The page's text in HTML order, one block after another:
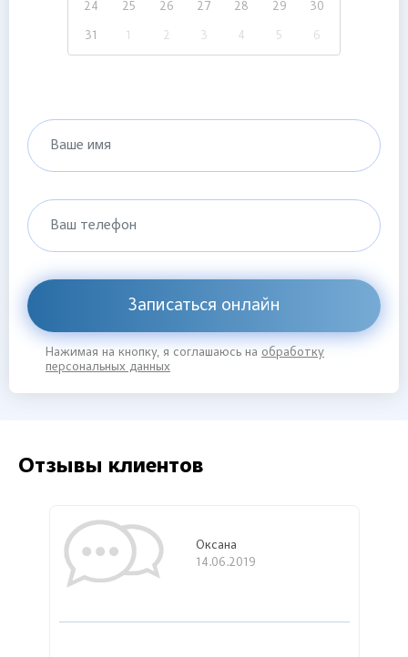
24 25 26 27 28 29 30
31 1 2 3 4 5 6
Ваше имя
Ваш телефон
Записаться онлайн
Нажимая на кнопку, я соглашаюсь на обработку
персональных данных
Отзывы клиентов
Оксана
14.06.2019